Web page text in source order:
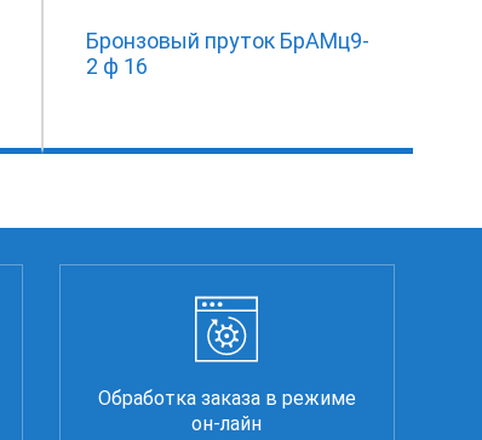
Бронзовый пруток БрАМц9-
2 ф 16
Обработка заказа в режиме
он-лайн